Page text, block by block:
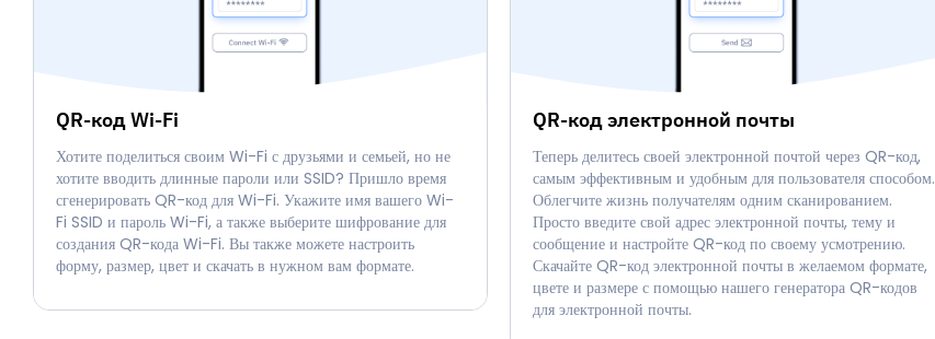
QR-код Wi-Fi
Хотите поделиться своим Wi-Fi с друзьями и семьей, но не
хотите вводить длинные пароли или SSID? Пришло время
сгенерировать QR-код для Wi-Fi. Укажите имя вашего Wi-
Fi SSID и пароль Wi-Fi, а также выберите шифрование для
создания QR-кода Wi-Fi. Вы также можете настроить
форму, размер, цвет и скачать в нужном вам формате.
QR-код электронной почты
Теперь делитесь своей электронной почтой через QR-код,
самым эффективным и удобным для пользователя способом.
Облегчите жизнь получателям одним сканированием.
Просто введите свой адрес электронной почты, тему и
сообщение и настройте QR-код по своему усмотрению.
Скачайте QR-код электронной почты в желаемом формате,
цвете и размере с помощью нашего генератора QR-кодов
для электронной почты.